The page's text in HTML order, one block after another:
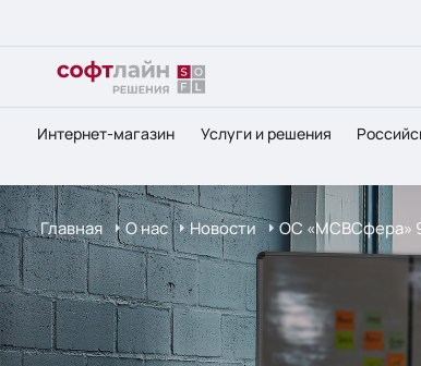
Интернет-магазин Услуги и решения
Главная О нас Новости ОС «МСВСфера» 9